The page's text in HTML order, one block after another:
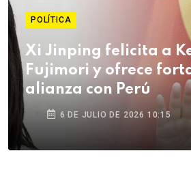
POLÍTICA
Xi Jinping felicita a
Fujimori y ofrece
alianza con Perú
6 DE JULIO DE 2026 10:15